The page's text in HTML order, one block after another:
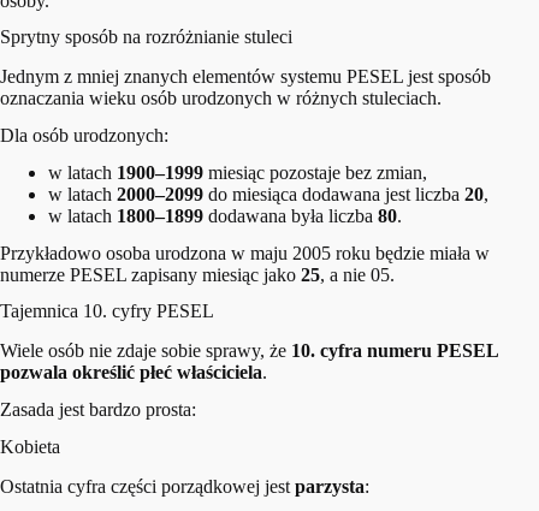
Sprytny sposób na rozróżnianie stuleci
Jednym z mniej znanych elementów systemu PESEL jest sposób
oznaczania wieku osób urodzonych w różnych stuleciach.
Dla osób urodzonych:
w latach 1900–1999 miesiąc pozostaje bez zmian,
w latach 2000–2099 do miesiąca dodawana jest liczba 20,
w latach 1800–1899 dodawana była liczba 80.
Przykładowo osoba urodzona w maju 2005 roku będzie miała w
numerze PESEL zapisany miesiąc jako 25, a nie 05.
Tajemnica 10. cyfry PESEL
Wiele osób nie zdaje sobie sprawy, że 10. cyfra numeru PESEL
pozwala określić płeć właściciela.
Zasada jest bardzo prosta:
Kobieta
Ostatnia cyfra części porządkowej jest parzysta: